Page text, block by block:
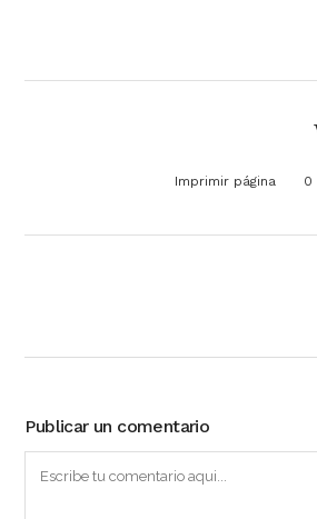
Imprimir página 0
Publicar un comentario